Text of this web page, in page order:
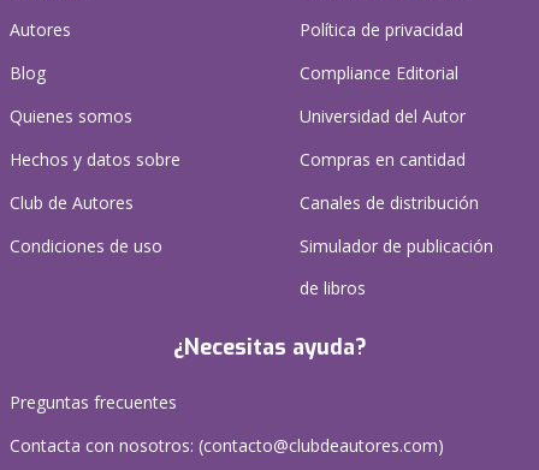
Autores
Blog
Quienes somos
Hechos y datos sobre
Club de Autores
Condiciones de uso
Política de privacidad
Compliance Editorial
Universidad del Autor
Compras en cantidad
Canales de distribución
Simulador de publicación
de libros
¿Necesitas ayuda?
Preguntas frecuentes
Contacta con nosotros: (contacto@clubdeautores.com)